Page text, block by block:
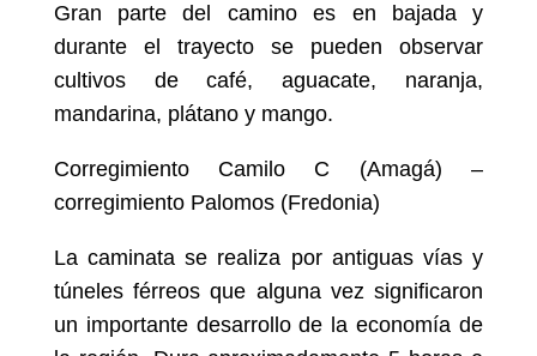
Gran parte del camino es en bajada y
durante el trayecto se pueden observar
cultivos de café, aguacate, naranja,
mandarina, plátano y mango.
Corregimiento Camilo C (Amagá) –
corregimiento Palomos (Fredonia)
La caminata se realiza por antiguas vías y
túneles férreos que alguna vez significaron
un importante desarrollo de la economía de